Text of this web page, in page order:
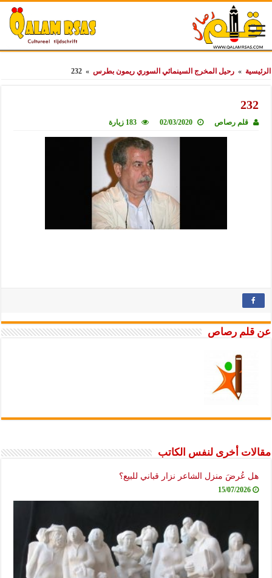
الرئيسية » رحيل المخرج السينمائي السوري ريمون بطرس »
232
232
قلم رصاص 02/03/2020 183 زيارة
عن قلم رصاص
مقالات أخرى لنفس الكاتب
هل عُرضَ منزل الشاعر نزار قباني للبيع؟
15/07/2026